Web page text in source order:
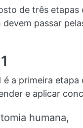
de três etapas
devem passar
é a primeira
e aplicar
humana,